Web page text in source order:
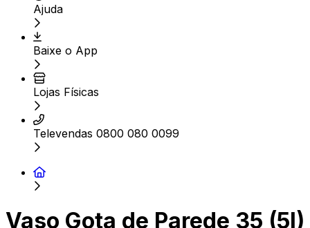
Ajuda
Baixe o App
Lojas Físicas
Televendas 0800 080 0099
Vaso Gota de Parede 35 (5l)